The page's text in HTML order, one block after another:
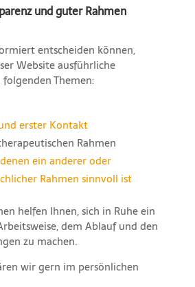
und guter Rahmen
entscheiden können,
Website ausführliche
Themen:
erster Kontakt
Rahmen
ein anderer oder
Rahmen sinnvoll ist
helfen Ihnen, sich in Ruhe ein
dem Ablauf und den
zu machen.
wir gern im persönlichen